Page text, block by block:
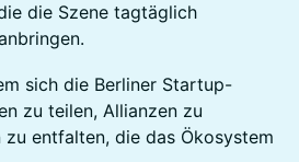
die Szene tagtäglich
sich die Berliner Startup-
zu teilen, Allianzen zu
zu entfalten, die das Ökosystem